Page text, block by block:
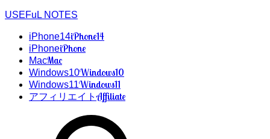
USEFuL NOTES
iPhone14iPhone14
iPhoneiPhone
MacMac
Windows10Windows10
Windows11Windows11
アフィリエイトAffiliate